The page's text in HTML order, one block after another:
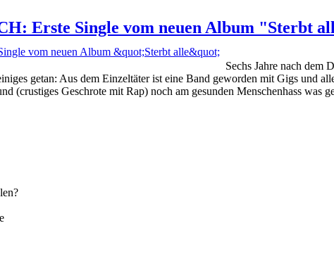
Erste Single vom neuen Album "Sterbt
Sechs Jahre nach
getan: Aus dem Einzeltäter ist eine Band geworden mit Gigs und
(crustiges Geschrote mit Rap) noch am gesunden Menschenhass was